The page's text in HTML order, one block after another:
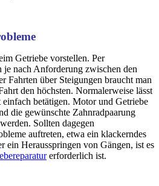
Getriebe vorstellen. Per
je nach Anforderung zwischen den
Fahrten über Steigungen braucht man
den höchsten. Normalerweise lässt
betätigen. Motor und Getriebe
die gewünschte Zahnradpaarung
Sollten dagegen
auftreten, etwa ein klackerndes
ein Herausspringen von Gängen, ist es
erforderlich ist.